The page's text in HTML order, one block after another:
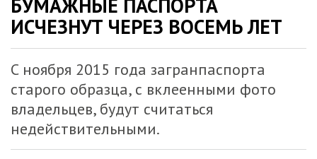
БУМАЖНЫЕ ПАСПОРТА
ИСЧЕЗНУТ ЧЕРЕЗ ВОСЕМЬ ЛЕТ
C ноября 2015 года загранпаспорта
старого образца, с вклеенными фото
владельцев, будут считаться
недействительными.